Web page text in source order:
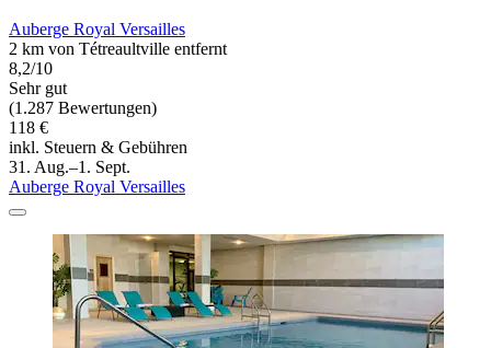
Auberge Royal Versailles
2 km von Tétreaultville entfernt
8,2/10
Sehr gut
(1.287 Bewertungen)
118 €
inkl. Steuern & Gebühren
31. Aug.–1. Sept.
Auberge Royal Versailles